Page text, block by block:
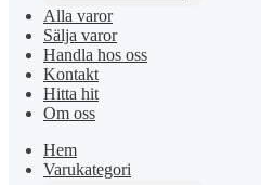
Alla varor
Sälja varor
Handla hos oss
Kontakt
Hitta hit
Om oss
Hem
Varukategori